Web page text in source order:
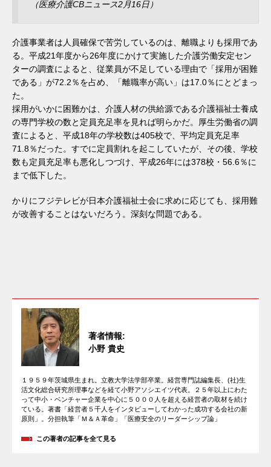
（医療介護CBニュース2月16日）
介護事業者は人員確保で苦労しているのは、離職よりも採用であ
る。平成21年度から26年度にかけて実施した介護労働安定セン
ターの調査によると、従業員が不足している理由で「採用が困難
である」が72.2％を占め、「離職率が高い」は17.0％にとどまっ
た。
採用がいかに困難かは、介護人材の供給源である介護福祉士養成
の専門学校の数と定員充足率を見れば明らかだ。厚生労働省の調
査によると、平成18年の学校数は405校で、平均定員充足率
71.8％だった。すでに定員割れを起こしていたが、その後、学校
数も定員充足率も悪化しつづけ、平成26年には378校・56.6％に
まで低下した。
かりにフジテレビが日本介護福祉士会に求めに応じても、採用難
が改善することはないだろう。深刻な問題である。
著者情報:
小野 貴史
１９５９年茨城県生まれ。立教大学法学部卒業。経営専門誌編集長、(社)生
活文化総合研究所理事などを経て小野アソシエイツ代表。２５年以上にわた
って中小・ベンチャー企業を中心に５０００人を超える経営者の取材を続け
ている。著書「経営者５千人をインタビューしてわかった成功する会社の新
原則」。分担執筆「Ｍ＆Ａ革命」「医療安全のリーダーシップ論」
この著者の記事を全て見る